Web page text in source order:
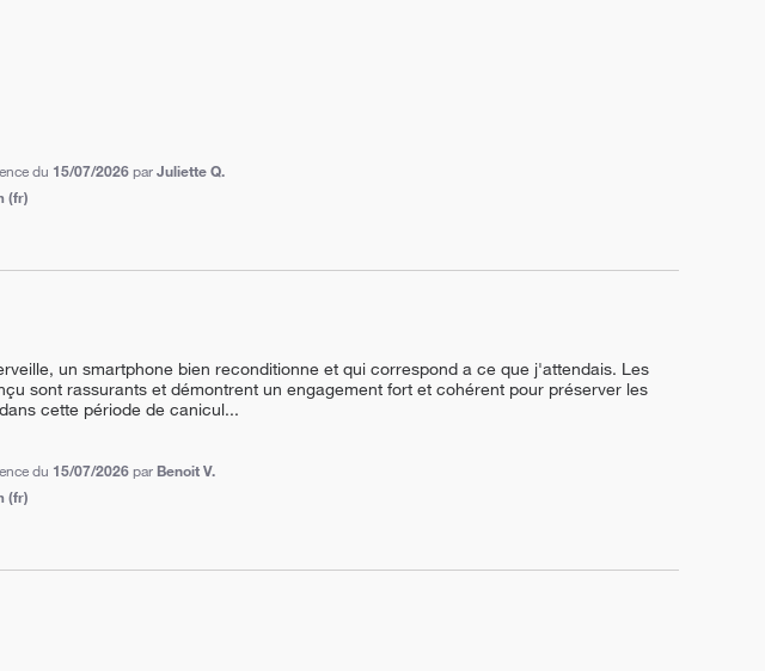
du 15/07/2026 parJuliette Q.
(fr)
un smartphone bien reconditionne et qui correspond a ce que j'attendais. Les
sont rassurants et démontrent un engagement fort et cohérent pour préserver les
cette période de canicul...
du 15/07/2026 par Benoit V.
(fr)